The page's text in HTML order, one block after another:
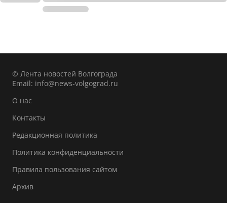
© Лента новостей Волгограда
Email: info@news-volgograd.ru
О нас
Контакты
Редакционная политика
Политика конфиденциальности
Правила пользования сайтом
Архив